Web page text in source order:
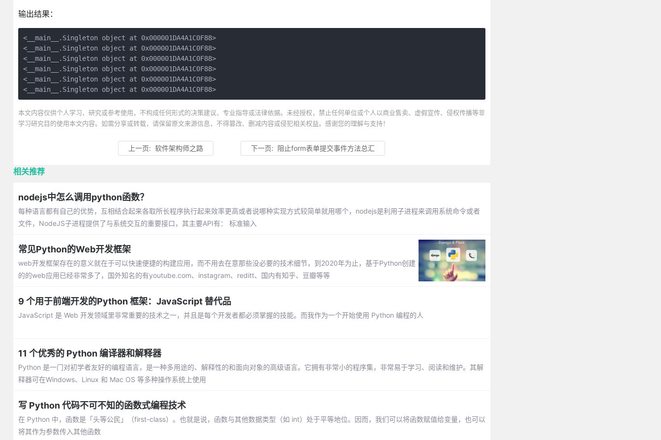
输出结果：
<__main__.Singleton object at 0x000001DA4A1C0F88>
<__main__.Singleton object at 0x000001DA4A1C0F88>
<__main__.Singleton object at 0x000001DA4A1C0F88>
<__main__.Singleton object at 0x000001DA4A1C0F88>
<__main__.Singleton object at 0x000001DA4A1C0F88>
<__main__.Singleton object at 0x000001DA4A1C0F88>
本文内容仅供个人学习、研究或参考使用，不构成任何形式的决策建议、专业指导或法律依据。未经授权，禁止任何单位或个人以商业售卖、虚假宣传、侵权传播等非
学习研究目的使用本文内容。如需分享或转载，请保留原文来源信息，不得篡改、删减内容或侵犯相关权益。感谢您的理解与支持！
上一页:软件架构师之路 下一页: 阻止form表单提交事件方法总汇
相关推荐
nodejs中怎么调用python函数？
每种语言都有自己的优势，互相结合起来各取所长程序执行起来效率更高或者说哪种实现方式较简单就用哪个，nodejs是利用子进程来调用系统命令或者
文件，NodeJS子进程提供了与系统交互的重要接口，其主要API有： 标准输入
常见Python的Web开发框架
web开发框架存在的意义就在于可以快速便捷的构建应用，而不用去在意那些没必要的技术细节，到2020年为止，基于Python创建
的的web应用已经非常多了，国外知名的有youtube.com、instagram、reditt、国内有知乎、豆瓣等等
9 个用于前端开发的Python 框架：JavaScript 替代品
JavaScript 是 Web 开发领域里非常重要的技术之一，并且是每个开发者都必须掌握的技能。而我作为一个开始使用 Python 编程的人
11 个优秀的 Python 编译器和解释器
Python 是一门对初学者友好的编程语言，是一种多用途的、解释性的和面向对象的高级语言。它拥有非常小的程序集，非常易于学习、阅读和维护。其解
释器可在Windows、Linux 和 Mac OS 等多种操作系统上使用
写 Python 代码不可不知的函数式编程技术
在 Python 中，函数是「头等公民」（first-class）。也就是说，函数与其他数据类型（如 int）处于平等地位。因而，我们可以将函数赋值给变量，也可以
将其作为参数传入其他函数